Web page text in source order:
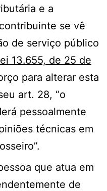
e a
se vê
de serviço público
13.655, de 25 de
para alterar esta
art. 28, “o
pessoalmente
técnicas em
que atua em
de